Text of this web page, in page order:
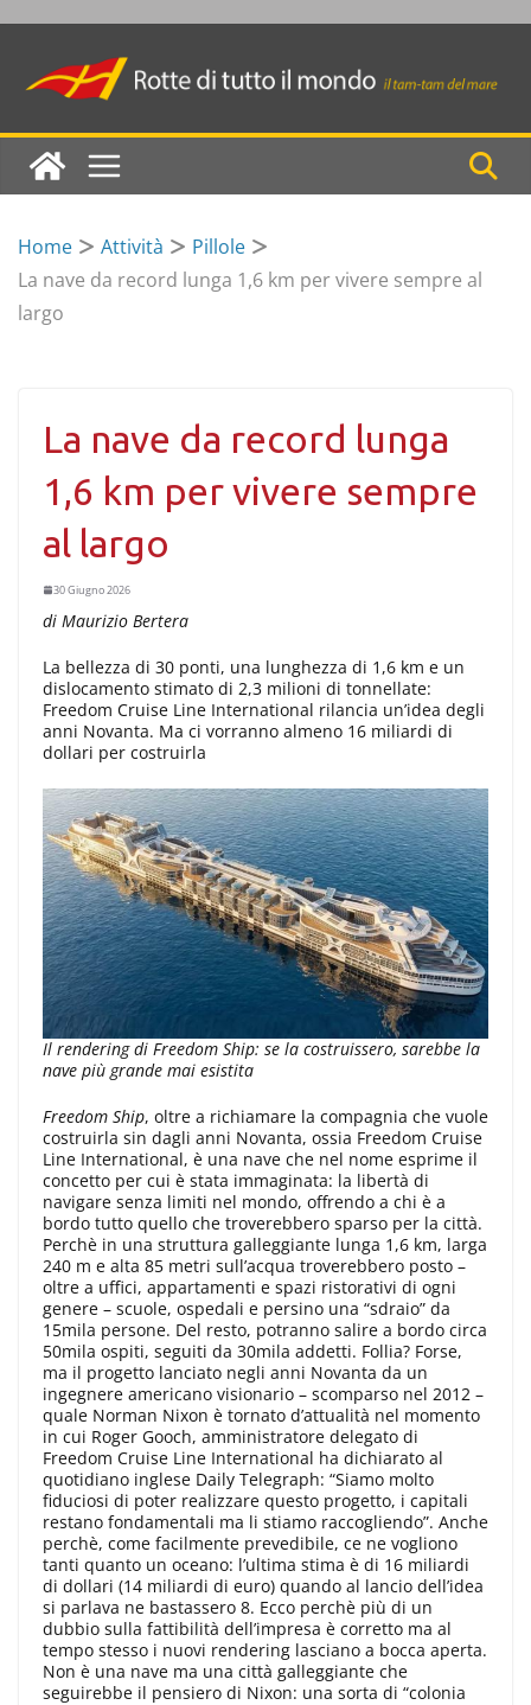
to
Home Attività
Pillole
La nave da record lunga 1,6 km per vivere sempre al
largo
La nave da record lunga
1,6 km per vivere sempre
al largo
30 Giugno 2026
di Maurizio Bertera
La bellezza di 30 ponti, una lunghezza di 1,6 km e un
dislocamento stimato di 2,3 milioni di tonnellate:
Freedom Cruise Line International rilancia un’idea degli
anni Novanta. Ma ci vorranno almeno 16 miliardi di
dollari per costruirla
Il rendering di Freedom Ship: se la costruissero, sarebbe la
nave più grande mai esistita
Freedom Ship, oltre a richiamare la compagnia che vuole
costruirla sin dagli anni Novanta, ossia Freedom Cruise
Line International, è una nave che nel nome esprime il
concetto per cui è stata immaginata: la libertà di
navigare senza limiti nel mondo, offrendo a chi è a
bordo tutto quello che troverebbero sparso per la città.
Perchè in una struttura galleggiante lunga 1,6 km, larga
240 m e alta 85 metri sull’acqua troverebbero posto –
oltre a uffici, appartamenti e spazi ristorativi di ogni
genere – scuole, ospedali e persino una “sdraio” da
15mila persone. Del resto, potranno salire a bordo circa
50mila ospiti, seguiti da 30mila addetti. Follia? Forse,
ma il progetto lanciato negli anni Novanta da un
ingegnere americano visionario – scomparso nel 2012 –
quale Norman Nixon è tornato d’attualità nel momento
in cui Roger Gooch, amministratore delegato di
Freedom Cruise Line International ha dichiarato al
quotidiano inglese Daily Telegraph: “Siamo molto
fiduciosi di poter realizzare questo progetto, i capitali
restano fondamentali ma li stiamo raccogliendo”. Anche
perchè, come facilmente prevedibile, ce ne vogliono
tanti quanto un oceano: l’ultima stima è di 16 miliardi
di dollari (14 miliardi di euro) quando al lancio dell’idea
si parlava ne bastassero 8. Ecco perchè più di un
dubbio sulla fattibilità dell’impresa è corretto ma al
tempo stesso i nuovi rendering lasciano a bocca aperta.
Non è una nave ma una città galleggiante che
seguirebbe il pensiero di Nixon: una sorta di “colonia